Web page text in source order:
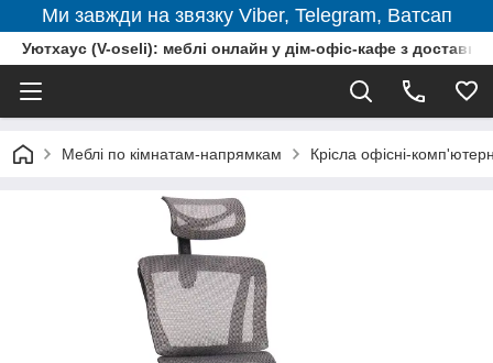
Ми завжди на звязку Viber, Telegram, Ватсап
Уютхаус (V-oseli): меблі онлайн у дім-офіс-кафе з
Меблі по кімнатам-напрямкам Крісла офісні-